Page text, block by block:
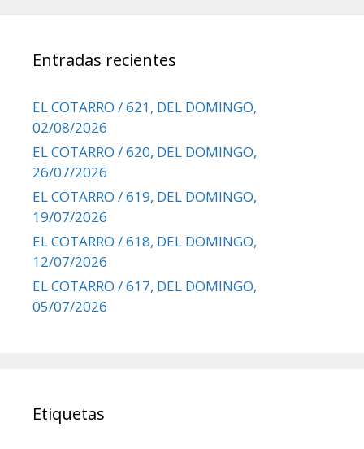
Entradas recientes
EL COTARRO / 621, DEL DOMINGO,
02/08/2026
EL COTARRO / 620, DEL DOMINGO,
26/07/2026
EL COTARRO / 619, DEL DOMINGO,
19/07/2026
EL COTARRO / 618, DEL DOMINGO,
12/07/2026
EL COTARRO / 617, DEL DOMINGO,
05/07/2026
Etiquetas